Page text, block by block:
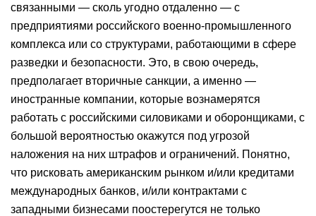
связанными — сколь угодно отдаленно — с
предприятиями российского военно-промышленного
комплекса или со структурами, работающими в сфере
разведки и безопасности. Это, в свою очередь,
предполагает вторичные санкции, а именно —
иностранные компании, которые вознамерятся
работать с российскими силовиками и оборонщиками, с
большой вероятностью окажутся под угрозой
наложения на них штрафов и ограничений. Понятно,
что рисковать американским рынком и/или кредитами
международных банков, и/или контрактами с
западными бизнесами поостерегутся не только